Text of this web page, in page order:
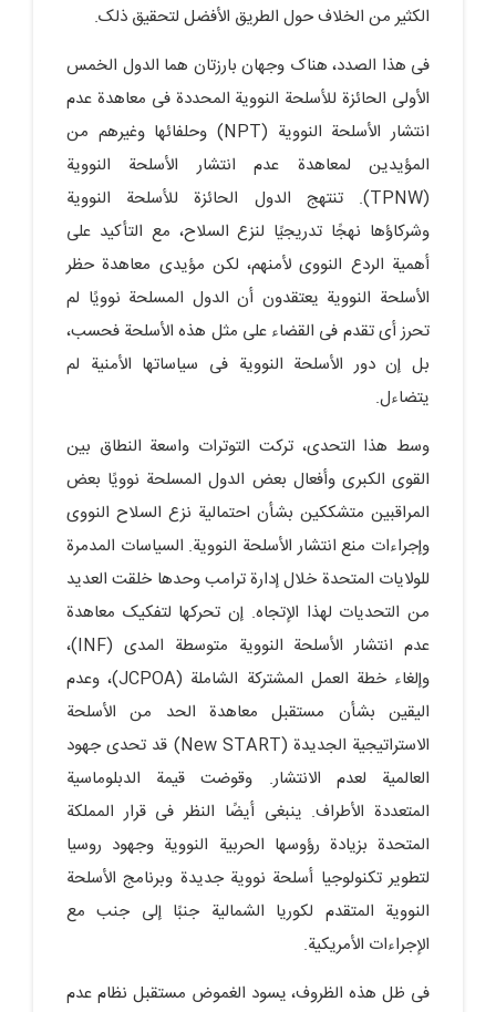
الکثیر من الخلاف حول الطریق الأفضل لتحقیق ذلک.
فی هذا الصدد، هناک وجهان بارزتان هما الدول الخمس
الأولى الحائزة للأسلحة النوویة المحددة فی معاهدة عدم
انتشار الأسلحة النوویة (NPT) وحلفائها وغیرهم من
المؤیدین لمعاهدة عدم انتشار الأسلحة النوویة
(TPNW). تنتهج الدول الحائزة للأسلحة النوویة
وشرکاؤها نهجًا تدریجیًا لنزع السلاح، مع التأکید على
أهمیة الردع النووی لأمنهم، لکن مؤیدی معاهدة حظر
الأسلحة النوویة یعتقدون أن الدول المسلحة نوویًا لم
تحرز أی تقدم فی القضاء على مثل هذه الأسلحة فحسب،
بل إن دور الأسلحة النوویة فی سیاساتها الأمنیة لم
یتضاءل.
وسط هذا التحدی، ترکت التوترات واسعة النطاق بین
القوى الکبرى وأفعال بعض الدول المسلحة نوویًا بعض
المراقبین متشککین بشأن احتمالیة نزع السلاح النووی
وإجراءات منع انتشار الأسلحة النوویة. السیاسات المدمرة
للولایات المتحدة خلال إدارة ترامب وحدها خلقت العدید
من التحدیات لهذا الإتجاه. إن تحرکها لتفکیک معاهدة
عدم انتشار الأسلحة النوویة متوسطة المدى (INF)،
وإلغاء خطة العمل المشترکة الشاملة (JCPOA)، وعدم
الیقین بشأن مستقبل معاهدة الحد من الأسلحة
الاستراتیجیة الجدیدة (New START) قد تحدى جهود
العالمیة لعدم الانتشار. وقوضت قیمة الدبلوماسیة
المتعددة الأطراف. ینبغی أیضًا النظر فی قرار المملکة
المتحدة بزیادة رؤوسها الحربیة النوویة وجهود روسیا
لتطویر تکنولوجیا أسلحة نوویة جدیدة وبرنامج الأسلحة
النوویة المتقدم لکوریا الشمالیة جنبًا إلى جنب مع
الإجراءات الأمریکیة.
فی ظل هذه الظروف، یسود الغموض مستقبل نظام عدم